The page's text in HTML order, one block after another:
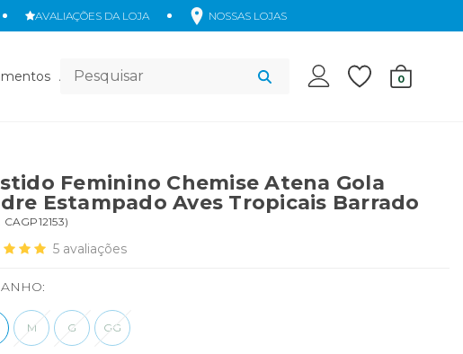
AVALIAÇÕES DA LOJA NOSSAS LOJAS
Acessórios 0
Feminino Chemise Atena Gola
Estampado Aves Tropicais Barrado
CAGP12153)
5 avaliações
M G GG